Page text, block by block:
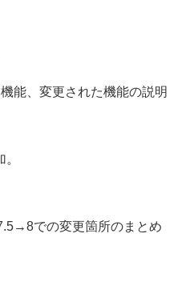
能、変更された機能の説明
での変更箇所のまとめ